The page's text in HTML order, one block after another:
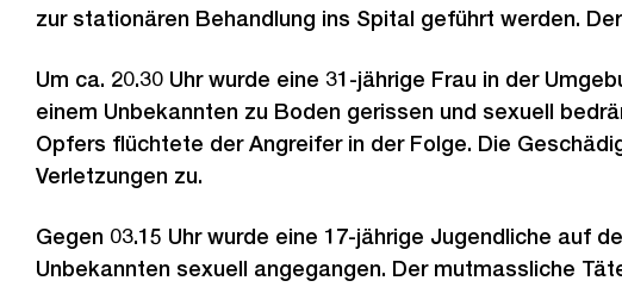
zur stationären Behandlung ins Spital geführt werden.
Um ca. 20.30 Uhr wurde eine 31-jährige Frau in der
einem Unbekannten zu Boden gerissen und sexuell
Opfers flüchtete der Angreifer in der Folge. Die
Verletzungen zu.
Gegen 03.15 Uhr wurde eine 17-jährige Jugendliche auf
Unbekannten sexuell angegangen. Der mutmassliche